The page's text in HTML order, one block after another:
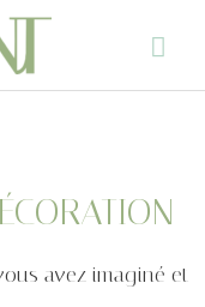
avez imaginé et